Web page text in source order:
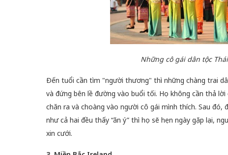
Những cô gái dân tộc
Đến tuổi cần tìm "người thương" thì những chàng trai
và đứng bên lề đường vào buổi tối. Họ không cần thả
chăn ra và choàng vào người cô gái mình thích. Sau
như cả hai đều thấy “ăn ý” thì họ sẽ hẹn ngày gặp lại,
xin cưới.